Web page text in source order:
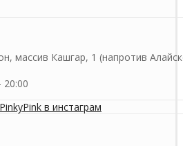
массив Кашгар, 1 (напротив
20:00